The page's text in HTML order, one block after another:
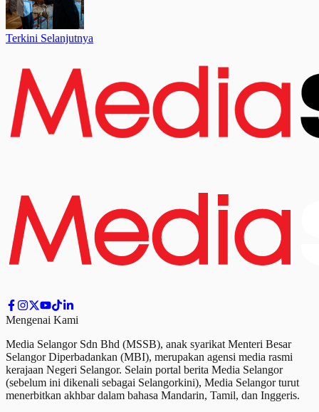
Terkini Selanjutnya
Mengenai Kami
Media Selangor Sdn Bhd (MSSB), anak syarikat Menteri Besar
Selangor Diperbadankan (MBI), merupakan agensi media rasmi
kerajaan Negeri Selangor. Selain portal berita Media Selangor
(sebelum ini dikenali sebagai Selangorkini), Media Selangor turut
menerbitkan akhbar dalam bahasa Mandarin, Tamil, dan Inggeris.